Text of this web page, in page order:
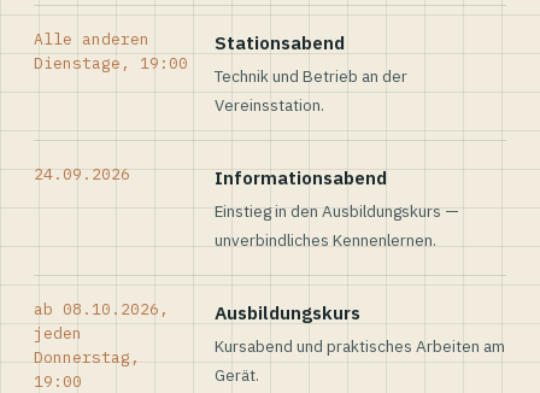
Alle anderen
Dienstage, 19:00
Stationsabend
Technik und Betrieb an der
Vereinsstation.
24.09.2026 Informationsabend
Einstieg in den Ausbildungskurs —
unverbindliches Kennenlernen.
ab 08.10.2026,
jeden
Donnerstag,
19:00
Ausbildungskurs
Kursabend und praktisches Arbeiten am
Gerät.